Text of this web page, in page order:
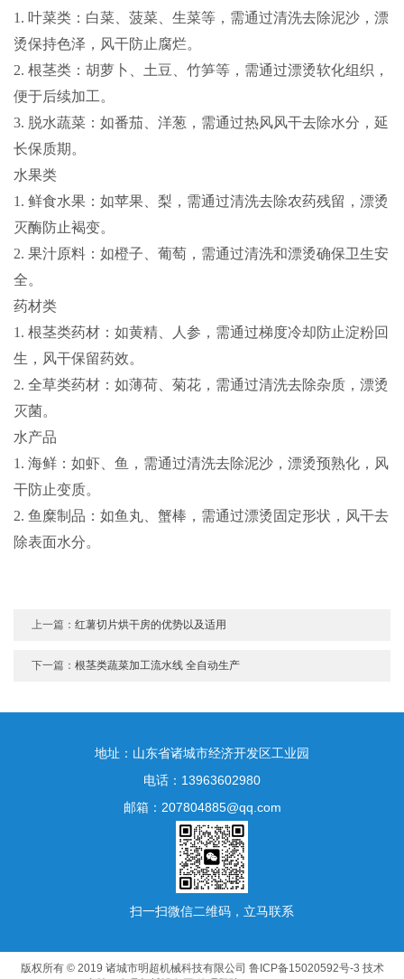
1. 叶菜类 ：白菜、菠菜、生菜等，需通过清洗去除泥沙，漂
烫保持色泽，风干防止腐烂。
2. 根茎类 ：胡萝卜、土豆、竹笋等，需通过漂烫软化组织，
便于后续加工。
3. 脱水蔬菜 ：如番茄、洋葱，需通过热风风干去除水分，延
长保质期。
水果类
1. 鲜食水果 ：如苹果、梨，需通过清洗去除农药残留，漂烫
灭酶防止褐变。
2. 果汁原料 ：如橙子、葡萄，需通过清洗和漂烫确保卫生安
全。
药材类
1. 根茎类药材 ：如黄精、人参，需通过梯度冷却防止淀粉回
生，风干保留药效。
2. 全草类药材 ：如薄荷、菊花，需通过清洗去除杂质，漂烫
灭菌。
水产品
1. 海鲜 ：如虾、鱼，需通过清洗去除泥沙，漂烫预熟化，风
干防止变质。
2. 鱼糜制品 ：如鱼丸、蟹棒，需通过漂烫固定形状，风干去
除表面水分。
上一篇：红薯切片烘干房的优势以及适用
下一篇：根茎类蔬菜加工流水线 全自动生产
地址：山东省诸城市经济开发区工业园
电话：13963602980
邮箱：207804885@qq.com
扫一扫微信二维码，立马联系
版权所有 © 2019 诸城市明超机械科技有限公司 鲁ICP备15020592号-3 技术